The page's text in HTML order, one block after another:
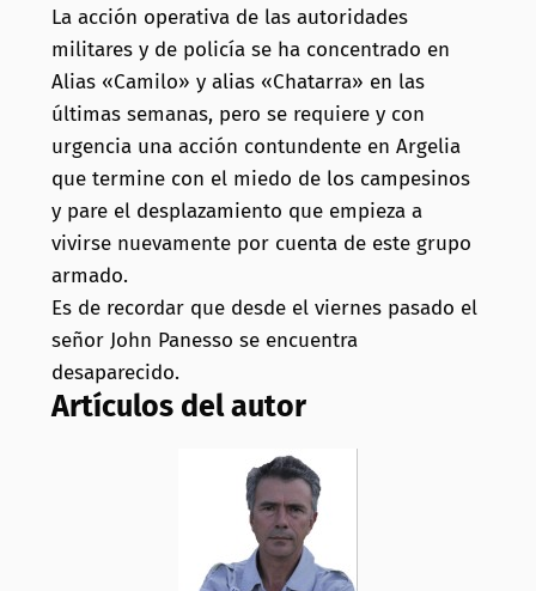
La acción operativa de las autoridades
militares y de policía se ha concentrado en
Alias «Camilo» y alias «Chatarra» en las
últimas semanas, pero se requiere y con
urgencia una acción contundente en Argelia
que termine con el miedo de los campesinos
y pare el desplazamiento que empieza a
vivirse nuevamente por cuenta de este grupo
armado.
Es de recordar que desde el viernes pasado el
señor John Panesso se encuentra
desaparecido.
Artículos del autor